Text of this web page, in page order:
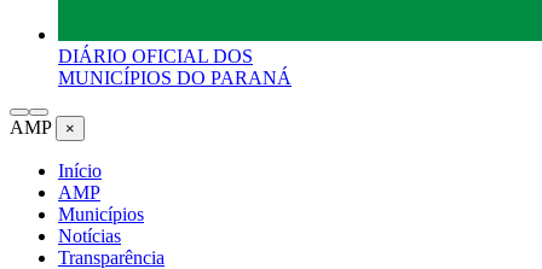
DIÁRIO OFICIAL DOS
MUNICÍPIOS DO PARANÁ
AMP ×
Início
AMP
Municípios
Notícias
Transparência